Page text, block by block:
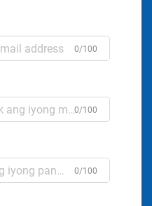
0/100
0/100
0/100